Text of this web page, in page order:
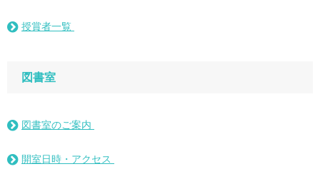
授賞者一覧
図書室
図書室のご案内
開室日時・アクセス